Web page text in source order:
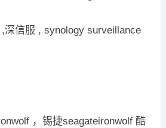
深信服 , synology surveillance
，锡捷seagateironwolf 酷